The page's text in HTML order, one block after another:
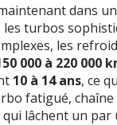
dans
les turbos
les
000 à 220 000
10 à 14 ans, ce
fatigué, chaîne
qui lâchent un par